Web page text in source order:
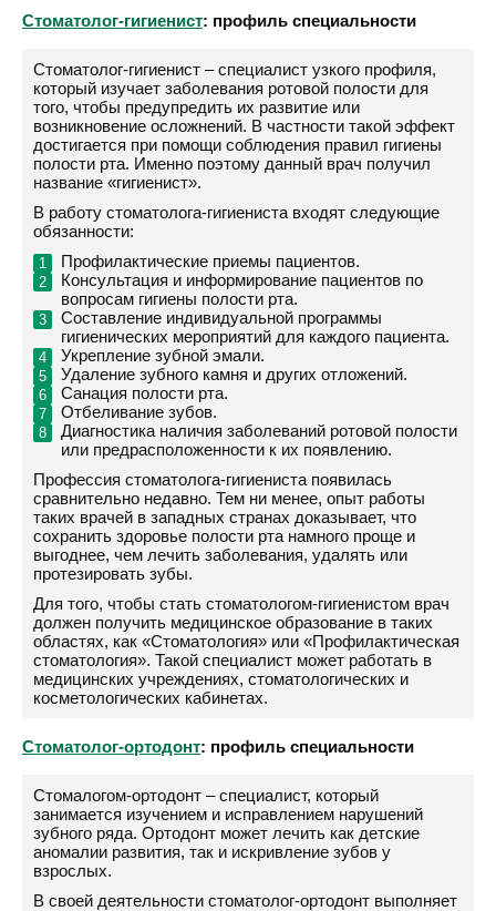
Стоматолог-гигиенист: профиль специальности
Стоматолог-гигиенист – специалист узкого профиля,
который изучает заболевания ротовой полости для
того, чтобы предупредить их развитие или
возникновение осложнений. В частности такой эффект
достигается при помощи соблюдения правил гигиены
полости рта. Именно поэтому данный врач получил
название «гигиенист».
В работу стоматолога-гигиениста входят следующие
обязанности:
Профилактические приемы пациентов.
Консультация и информирование пациентов по
вопросам гигиены полости рта.
Составление индивидуальной программы
гигиенических мероприятий для каждого пациента.
Укрепление зубной эмали.
Удаление зубного камня и других отложений.
Санация полости рта.
Отбеливание зубов.
Диагностика наличия заболеваний ротовой полости
или предрасположенности к их появлению.
Профессия стоматолога-гигиениста появилась
сравнительно недавно. Тем ни менее, опыт работы
таких врачей в западных странах доказывает, что
сохранить здоровье полости рта намного проще и
выгоднее, чем лечить заболевания, удалять или
протезировать зубы.
Для того, чтобы стать стоматологом-гигиенистом врач
должен получить медицинское образование в таких
областях, как «Стоматология» или «Профилактическая
стоматология». Такой специалист может работать в
медицинских учреждениях, стоматологических и
косметологических кабинетах.
Стоматолог-ортодонт: профиль специальности
Стомалогом-ортодонт – специалист, который
занимается изучением и исправлением нарушений
зубного ряда. Ортодонт может лечить как детские
аномалии развития, так и искривление зубов у
взрослых.
В своей деятельности стоматолог-ортодонт выполняет